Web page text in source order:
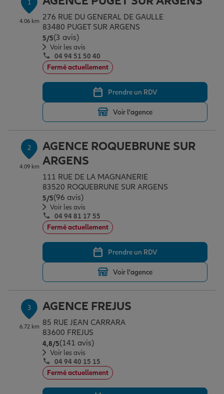
Assurance emprunteur
Prévoyance et dépendance
Assurance animal de compagnie
Protection de la famille
Protection juridique
Épargne & retraite
Plan épargne retraite
Placements financiers
Investissements immobiliers
Transmission
Vos projets
Changer de voiture
Départ à la retraite
Préparer l’avenir
Assurance auto
Assurance habitation
Le Pack Famille
Garantie des accidents de la vie
Assurance scolaire
Protection juridique
Retraite
Professionnels
Allianz en France
1
4.06 km 276 RUE DU GENERAL DE GAULLE
83480 PUGET SUR ARGENS
5/5Note de 5 sur 5
(3 avis)
Voir les avis
04 94 51 50 40
Fermé actuellement
Prendre un RDV
Voir l'agence
2
4.09 km
AGENCE ROQUEBRUNE SUR
ARGENS
111 RUE DE LA MAGNANERIE
83520 ROQUEBRUNE SUR ARGENS
5/5Note de 5 sur 5
(96 avis)
Voir les avis
04 94 81 17 55
Fermé actuellement
Prendre un RDV
Voir l'agence
3
6.72 km
AGENCE FREJUS
85 RUE JEAN CARRARA
83600 FREJUS
4,8/5Note de 4.8 sur 5
(141 avis)
Voir les avis
04 94 40 15 15
Fermé actuellement